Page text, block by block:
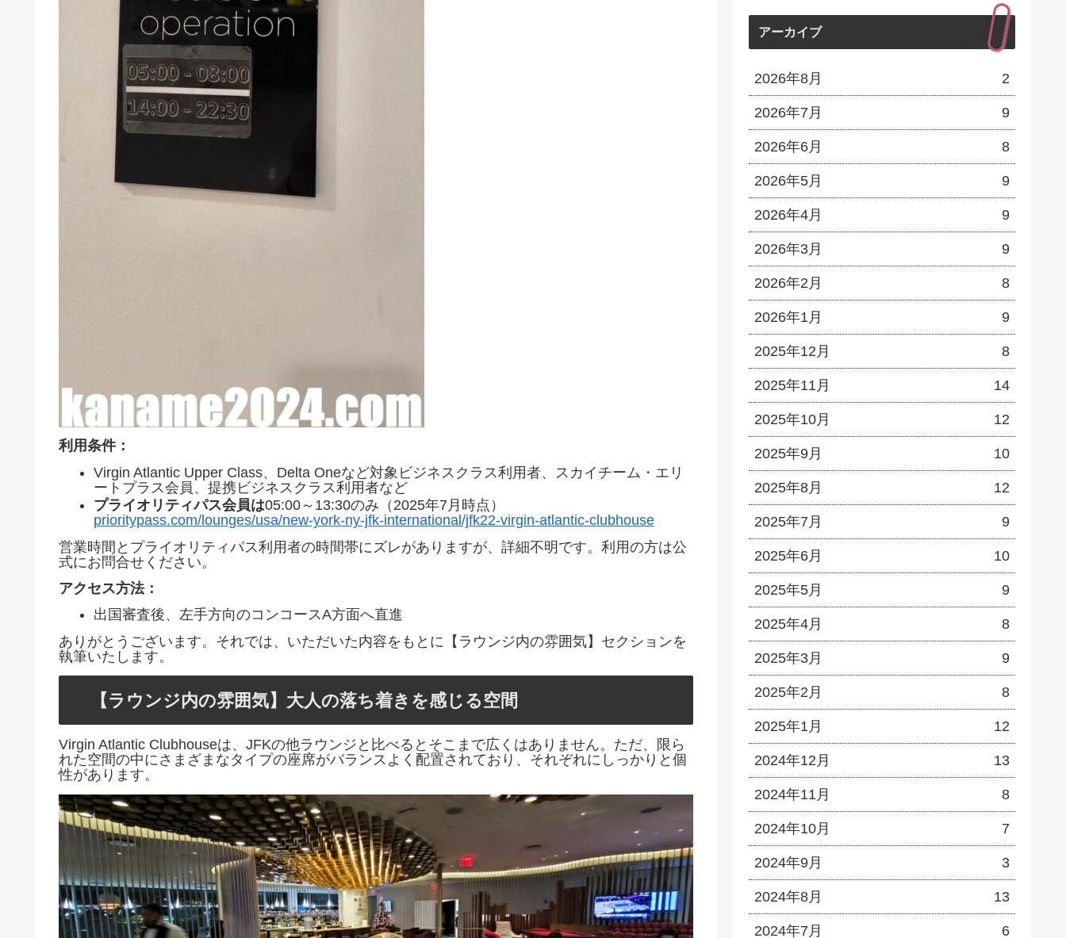
利用条件：
Virgin Atlantic Upper Class、Delta Oneなど対象ビジネスクラス利用者、スカイチーム・エリ
ートプラス会員、提携ビジネスクラス利用者など
プライオリティパス会員は05:00～13:30のみ（2025年7月時点）
prioritypass.com/lounges/usa/new-york-ny-jfk-international/jfk22-virgin-atlantic-clubhouse
営業時間とプライオリティパス利用者の時間帯にズレがありますが、詳細不明です。利用の方は公
式にお問合せください。
アクセス方法：
出国審査後、左手方向のコンコースA方面へ直進
ありがとうございます。それでは、いただいた内容をもとに【ラウンジ内の雰囲気】セクションを
執筆いたします。
【ラウンジ内の雰囲気】大人の落ち着きを感じる空間
Virgin Atlantic Clubhouseは、JFKの他ラウンジと比べるとそこまで広くはありません。ただ、限ら
れた空間の中にさまざまなタイプの座席がバランスよく配置されており、それぞれにしっかりと個
性があります。
アーカイブ
2026年8月 2
2026年7月 9
2026年6月 8
2026年5月 9
2026年4月 9
2026年3月 9
2026年2月 8
2026年1月 9
2025年12月 8
2025年11月 14
2025年10月 12
2025年9月 10
2025年8月 12
2025年7月 9
2025年6月 10
2025年5月 9
2025年4月 8
2025年3月 9
2025年2月 8
2025年1月 12
2024年12月 13
2024年11月 8
2024年10月 7
2024年9月 3
2024年8月 13
2024年7月 6